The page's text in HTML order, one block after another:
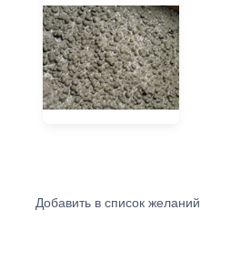
Добавить в список желаний